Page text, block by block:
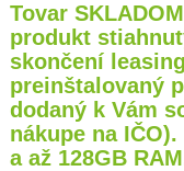
Tovar
produkt
skončení
preinštalovaný
dodaný k Vám
nákupe na
a až 128GB